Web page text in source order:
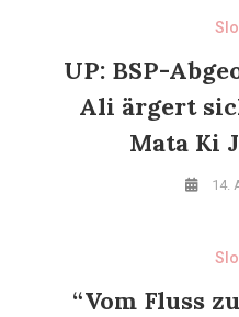
UP: BSP-
Ali ärgert
Mata Ki
14.
“Vom Fluss